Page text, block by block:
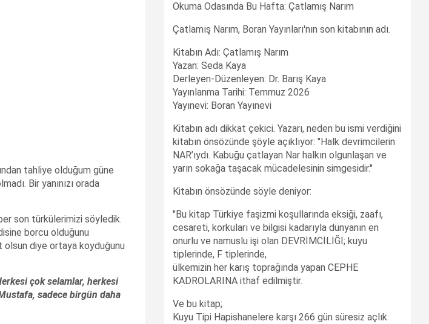
tahliye olduğum güne
Bir yanınızı orada
son türkülerimizi söyledik.
borcu olduğunu
diye ortaya koyduğunu
çok selamlar, herkesi
sadece birgün daha
Okuma Odasında Bu Hafta: Çatlamış Narım
Çatlamış Narım, Boran Yayınları'nın son kitabının adı.
Kitabın Adı: Çatlamış Narım
Yazan: Seda Kaya
Derleyen-Düzenleyen: Dr. Barış Kaya
Yayınlanma Tarihi: Temmuz 2026
Yayınevi: Boran Yayınevi
Kitabın adı dikkat çekici. Yazarı, neden bu ismi verdiğini
kitabın önsözünde şöyle açıklıyor: "Halk devrimcilerin
NAR’ıydı. Kabuğu çatlayan Nar halkın olgunlaşan ve
yarın sokağa taşacak mücadelesinin simgesidir."
Kitabın önsözünde söyle deniyor:
"Bu kitap Türkiye faşizmi koşullarında eksiği, zaafı,
cesareti, korkuları ve bilgisi kadarıyla dünyanın en
onurlu ve namuslu işi olan DEVRİMCİLİĞİ; kuyu
tiplerinde, F tiplerinde,
ülkemizin her karış toprağında yapan CEPHE
KADROLARINA ithaf edilmiştir.
Ve bu kitap;
Kuyu Tipi Hapishanelere karşı 266 gün süresiz açlık